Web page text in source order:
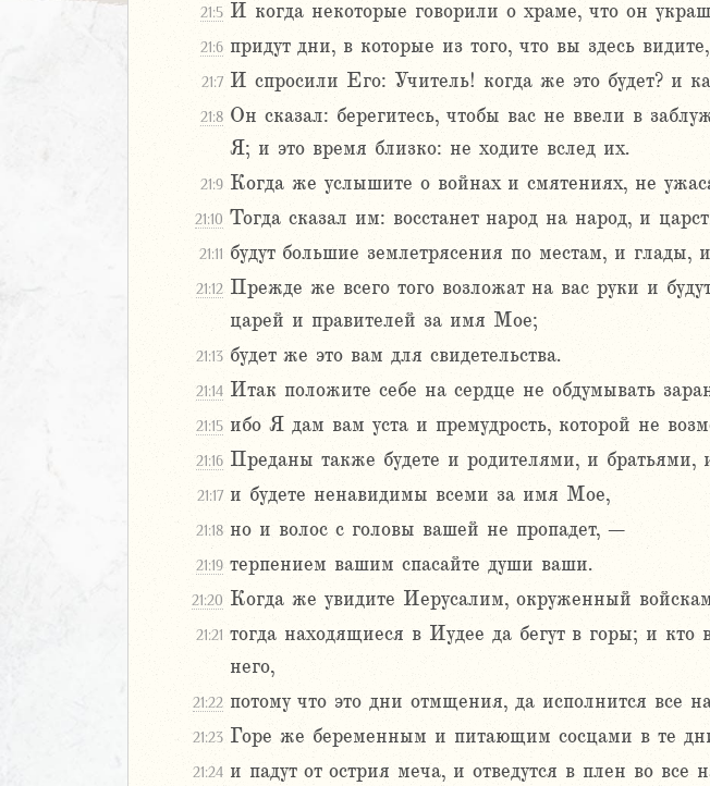
21:5 И когда некоторые говорили о храме, что он
21:6 придут дни, в которые из того, что вы здесь
21:7 И спросили Его: Учитель! когда же это будет? и
21:8 Он сказал: берегитесь, чтобы вас не ввели в
Я; и это время близко: не ходите вслед их.
21:9 Когда же услышите о войнах и смятениях, не
21:10 Тогда сказал им: восстанет народ на народ, и
21:11 будут большие землетрясения по местам, и
21:12 Прежде же всего того возложат на вас руки и
царей и правителей за имя Мое;
21:13 будет же это вам для свидетельства.
21:14 Итак положите себе на сердце не обдумывать
21:15 ибо Я дам вам уста и премудрость, которой не
21:16 Преданы также будете и родителями, и братьями,
21:17 и будете ненавидимы всеми за имя Мое,
21:18 но и волос с головы вашей не пропадет, –
21:19 терпением вашим спасайте души ваши.
21:20 Когда же увидите Иерусалим, окруженный
21:21 тогда находящиеся в Иудее да бегут в горы; и кто
него,
21:22 потому что это дни отмщения, да исполнится все
21:23 Горе же беременным и питающим сосцами в те
21:24 и падут от острия меча, и отведутся в плен во